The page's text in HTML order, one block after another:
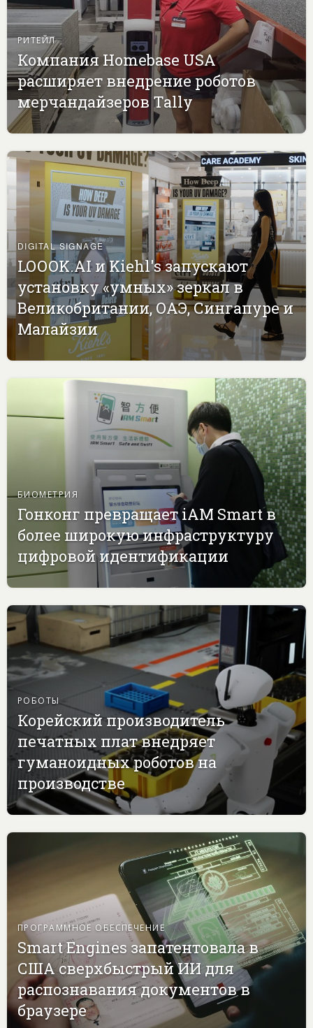
РИТЕЙЛ
Компания Homebase USA
расширяет внедрение роботов
мерчандайзеров Tally
DIGITAL SIGNAGE
LOOOK.AI и Kiehl's запускают
установку «умных» зеркал в
Великобритании, ОАЭ, Сингапуре и
Малайзии
БИОМЕТРИЯ
Гонконг превращает iAM Smart в
более широкую инфраструктуру
цифровой идентификации
РОБОТЫ
Корейский производитель
печатных плат внедряет
гуманоидных роботов на
производстве
ПРОГРАММНОЕ ОБЕСПЕЧЕНИЕ
Smart Engines запатентовала в
США сверхбыстрый ИИ для
распознавания документов в
браузере